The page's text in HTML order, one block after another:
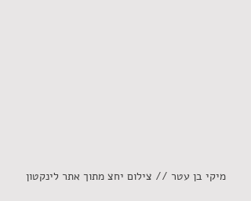
מיקי בן עטר // צילום יחצ מתוך אתר לינקטון